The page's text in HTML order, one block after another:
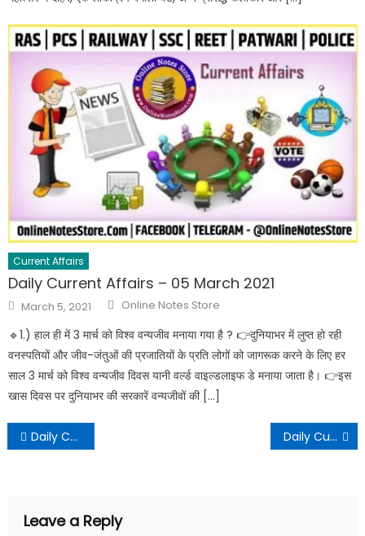
Current Affairs
Daily Current Affairs – 05 March 2021
March 5, 2021 Online Notes Store
🔹️1.) हाल ही में 3 मार्च को विश्व वन्यजीव मनाया गया है ? 👉दुनियाभर में लुप्त हो रही
वनस्पतियों और जीव-जंतुओं की प्रजातियों के प्रति लोगों को जागरूक करने के लिए हर
साल 3 मार्च को विश्व वन्यजीव दिवस यानी वर्ल्ड वाइल्डलाइफ डे मनाया जाता है। 👉इस
खास दिवस पर दुनियाभर की सरकारें वन्यजीवों की […]
Daily Current Affairs -09 & 10 November 2020 Daily Current Affairs – 12 November 2020
Leave a Reply